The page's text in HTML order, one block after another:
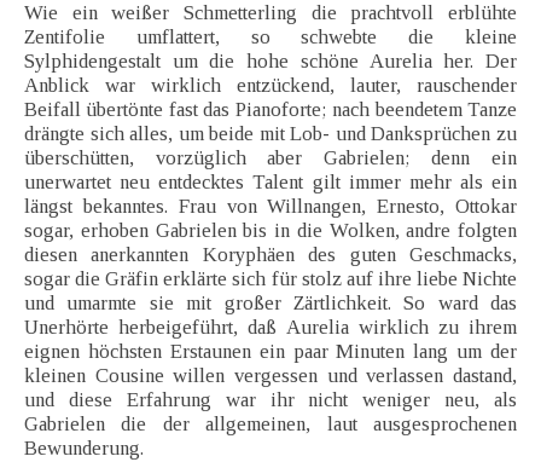
Wie ein weißer Schmetterling die prachtvoll erblühte
Zentifolie umflattert, so schwebte die kleine
Sylphidengestalt um die hohe schöne Aurelia her. Der
Anblick war wirklich entzückend, lauter, rauschender
Beifall übertönte fast das Pianoforte; nach beendetem Tanze
drängte sich alles, um beide mit Lob- und Danksprüchen zu
überschütten, vorzüglich aber Gabrielen; denn ein
unerwartet neu entdecktes Talent gilt immer mehr als ein
längst bekanntes. Frau von Willnangen, Ernesto, Ottokar
sogar, erhoben Gabrielen bis in die Wolken, andre folgten
diesen anerkannten Koryphäen des guten Geschmacks,
sogar die Gräfin erklärte sich für stolz auf ihre liebe Nichte
und umarmte sie mit großer Zärtlichkeit. So ward das
Unerhörte herbeigeführt, daß Aurelia wirklich zu ihrem
eignen höchsten Erstaunen ein paar Minuten lang um der
kleinen Cousine willen vergessen und verlassen dastand,
und diese Erfahrung war ihr nicht weniger neu, als
Gabrielen die der allgemeinen, laut ausgesprochenen
Bewunderung.